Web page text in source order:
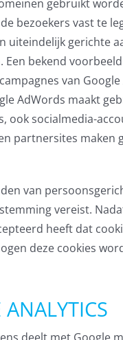
gebruikt
bezoekers vast te
uiteindelijk gerichte
Een bekend
van Google
AdWords maakt
ook socialmedia-
partnersites maken
van
vereist.
heeft dat
deze cookies